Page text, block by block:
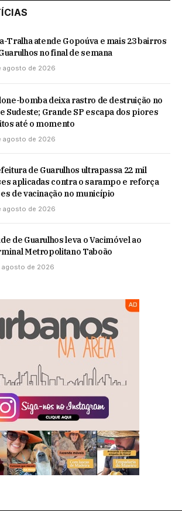
Tralha atende Gopoúva e mais 23 bairros
no final de semana
agosto de 2026
bomba deixa rastro de destruição no
Sudeste; Grande SP escapa dos piores
até o momento
agosto de 2026
de Guarulhos ultrapassa 22 mil
aplicadas contra o sarampo e reforça
de vacinação no município
agosto de 2026
de Guarulhos leva o Vacimóvel ao
Metropolitano Taboão
agosto de 2026